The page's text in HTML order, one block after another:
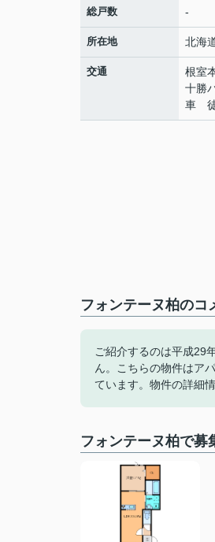
総戸数 -
所在地 北海
交通 根室
十勝
車
フォンテーヌ柏のコ
ご紹介するのは平成29
ん。こちらの物件はア
ています。物件の詳細
フォンテーヌ柏で募